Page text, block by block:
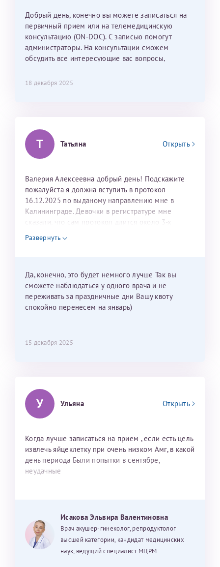
С ней общение было, как с давней знакомой, очень
лёгкое и простое. Вообще в данной клинике весь
персонал очень вежливый и чуткий, прям приятно
находиться. Мы собираемся туда ещё за вторым
ребёнком, и конечно же только к Ринату
26 июля 2026
Добрый день, конечно вы можете записаться на
первичный прием или на телемедицинскую
консультацию (ON-DOC). С записью помогут
администраторы. На консультации сможем
обсудить все интересующие вас вопросы,
18 декабря 2025
Т Татьяна Открыть
Валерия Алексеевна добрый день! Подскажите
пожалуйста я должна вступить в протокол
16.12.2025 по выданому направлению мне в
Калининграде. Девочки в регистратуре мне
сказали, что сам протокол длится около 3-х
недель и 3 недели я должна находится в Питере.
Можно мне новый год провести в Калининграде и
Развернуть
Да, конечно, это будет немного лучше Так вы
сможете наблюдаться у одного врача и не
переживать за праздничные дни Вашу квоту
спокойно перенесем на январь)
15 декабря 2025
У Ульяна Открыть
Когда лучше записаться на прием , если есть цель
извлечь яйцеклетку при очень низком Амг, в какой
день периода Были попытки в сентябре,
неудачные
Исакова Эльвира Валентиновна
Врач акушер-гинеколог, репродуктолог
высшей категории, кандидат медицинских
наук, ведущий специалист МЦРМ